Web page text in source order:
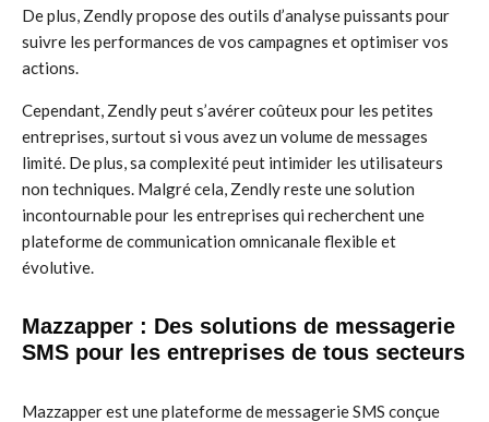
De plus, Zendly propose des outils d’analyse puissants pour
suivre les performances de vos campagnes et optimiser vos
actions.
Cependant, Zendly peut s’avérer coûteux pour les petites
entreprises, surtout si vous avez un volume de messages
limité. De plus, sa complexité peut intimider les utilisateurs
non techniques. Malgré cela, Zendly reste une solution
incontournable pour les entreprises qui recherchent une
plateforme de communication omnicanale flexible et
évolutive.
Mazzapper : Des solutions de messagerie
SMS pour les entreprises de tous secteurs
Mazzapper est une plateforme de messagerie SMS conçue